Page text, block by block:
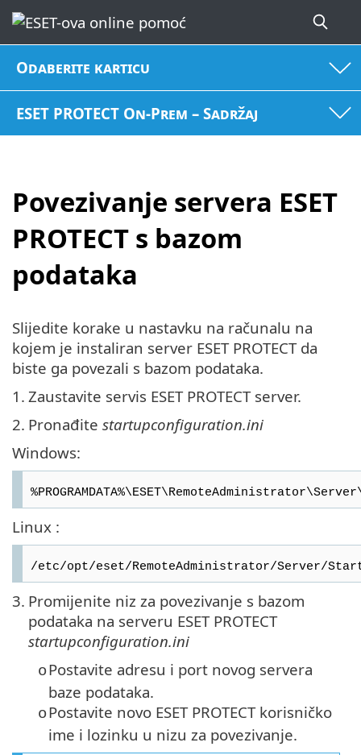
Odaberite karticu
ESET PROTECT On-Prem – Sadržaj
Povezivanje servera ESET
PROTECT s bazom
podataka
Slijedite korake u nastavku na računalu na
kojem je instaliran server ESET PROTECT da
biste ga povezali s bazom podataka.
1. Zaustavite servis ESET PROTECT server.
2. Pronađite startupconfiguration.ini
Windows:
Linux :
/etc/opt/eset/RemoteAdministrator/Server/
3. Promijenite niz za povezivanje s bazom
podataka na serveru ESET PROTECT
startupconfiguration.ini
oPostavite adresu i port novog servera
baze podataka.
oPostavite novo ESET PROTECT korisničko
ime i lozinku u nizu za povezivanje.